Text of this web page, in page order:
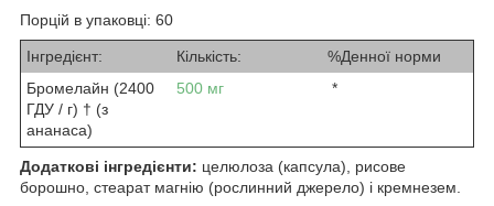
Порцій в упаковці: 60
Інгредієнт: Кількість:
%Денної норми
Бромелайн (2400
ГДУ / г) † (з
ананаса)
500 мг *
Додаткові інгредієнти: целюлоза (капсула), рисове
борошно, стеарат магнію (рослинний джерело) і кремнезем.